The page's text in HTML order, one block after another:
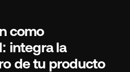
como
integra la
de tu producto